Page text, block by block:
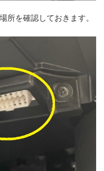
を確認しておきます。